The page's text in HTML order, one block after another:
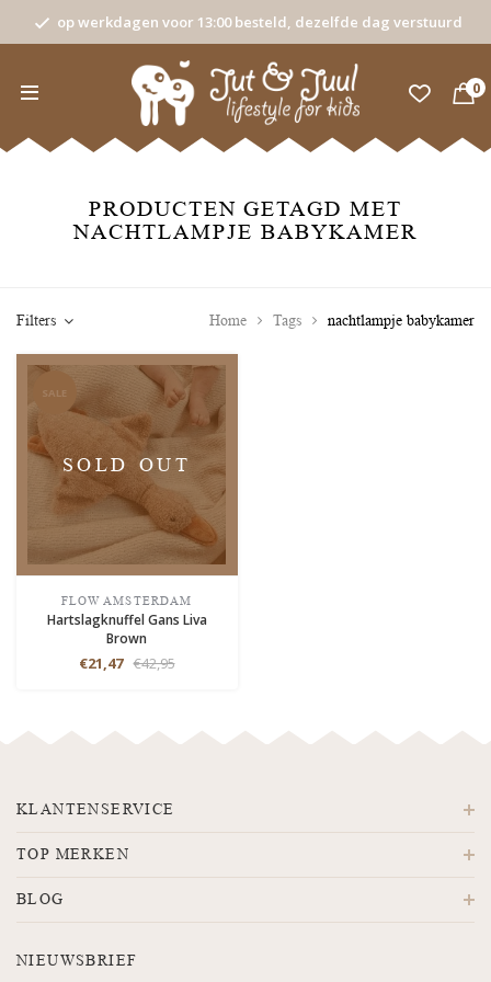
op werkdagen voor 13:00 besteld, dezelfde dag verstuurd
0
PRODUCTEN GETAGD MET
NACHTLAMPJE BABYKAMER
Filters Home Tags nachtlampje babykamer
SALE
SOLD OUT
FLOW AMSTERDAM
Hartslagknuffel Gans Liva
Brown
€21,47 €42,95
KLANTENSERVICE
TOP MERKEN
BLOG
NIEUWSBRIEF